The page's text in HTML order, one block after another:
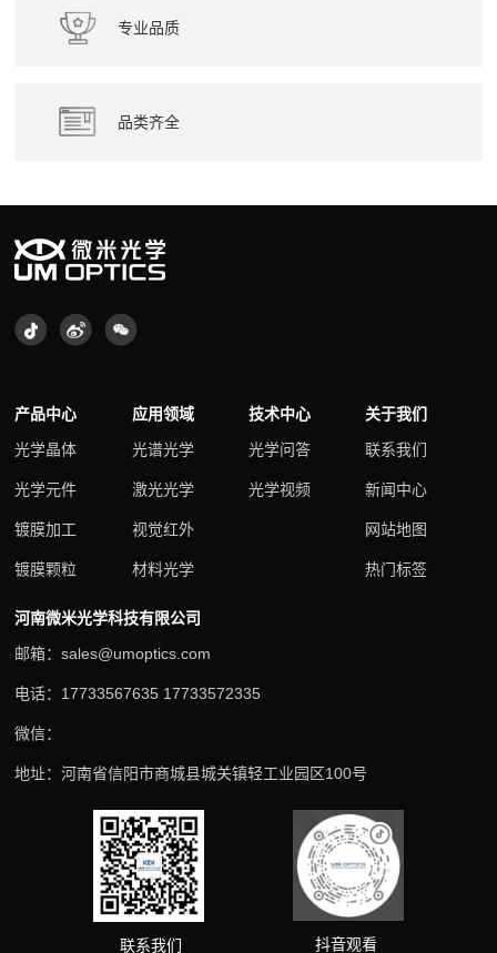
专业品质
品类齐全
产品中心
光学晶体
光学元件
镀膜加工
镀膜颗粒
应用领域
光谱光学
激光光学
视觉红外
材料光学
技术中心
光学问答
光学视频
关于我们
联系我们
新闻中心
网站地图
热门标签
河南微米光学科技有限公司
邮箱：sales@umoptics.com
电话：17733567635 17733572335
微信：
地址：河南省信阳市商城县城关镇轻工业园区100号
联系我们 抖音观看